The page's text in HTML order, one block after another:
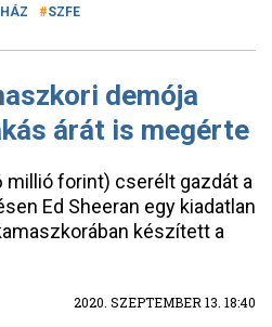
SZFE
demója
árát is megérte
millió forint) cserélt gazdát a
Ed Sheeran egy kiadatlan
készített a
2020. SZEPTEMBER 13. 18:40